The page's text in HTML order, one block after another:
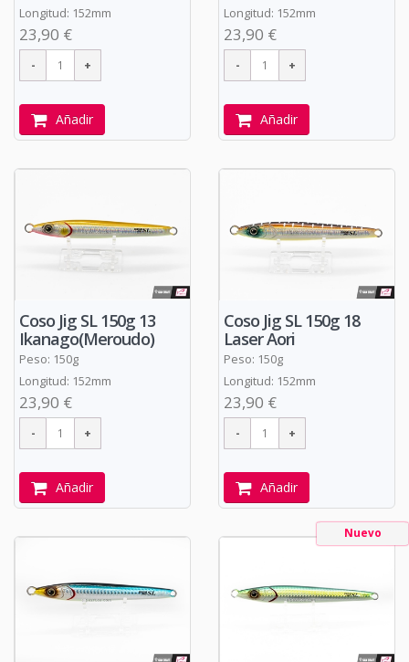
Longitud: 152mm
23,90 €
Añadir
Longitud: 152mm
23,90 €
Añadir
Coso Jig SL 150g 13
Ikanago(Meroudo)
Peso: 150g
Longitud: 152mm
23,90 €
Añadir
Coso Jig SL 150g 18
Laser Aori
Peso: 150g
Longitud: 152mm
23,90 €
Añadir
Nuevo